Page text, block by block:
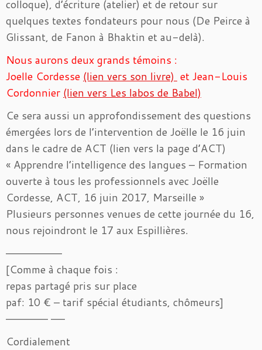
colloque), d’écriture (atelier) et de retour sur
quelques textes fondateurs pour nous (De Peirce à
Glissant, de Fanon à Bhaktin et au-delà).
Nous aurons deux grands témoins :
Joelle Cordesse (lien vers son livre) et Jean-Louis
Cordonnier (lien vers Les labos de Babel)
Ce sera aussi un approfondissement des questions
émergées lors de l’intervention de Joëlle le 16 juin
dans le cadre de ACT (lien vers la page d’ACT)
« Apprendre l’intelligence des langues – Formation
ouverte à tous les professionnels avec Joëlle
Cordesse, ACT, 16 juin 2017, Marseille »
Plusieurs personnes venues de cette journée du 16,
nous rejoindront le 17 aux Espillières.
————————
[Comme à chaque fois :
repas partagé pris sur place
paf: 10 € – tarif spécial étudiants, chômeurs]
—————— ——
Cordialement